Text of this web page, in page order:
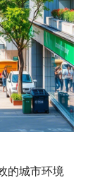
的城市环境